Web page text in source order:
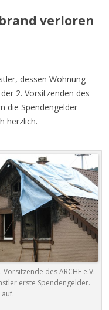
verloren
dessen Wohnung
2. Vorsitzenden des
die Spendengelder
herzlich.
des ARCHE e.V.
erste Spendengelder.